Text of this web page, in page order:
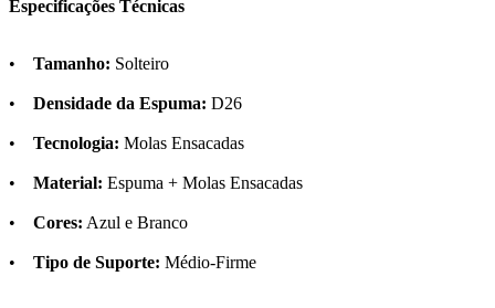
Especificações Técnicas
• Tamanho: Solteiro
• Densidade da Espuma: D26
• Tecnologia: Molas Ensacadas
• Material: Espuma + Molas Ensacadas
• Cores: Azul e Branco
• Tipo de Suporte: Médio-Firme